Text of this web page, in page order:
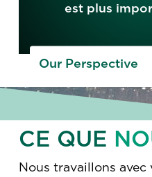
est plus
Our Perspective
CE QUE
Nous travaillons